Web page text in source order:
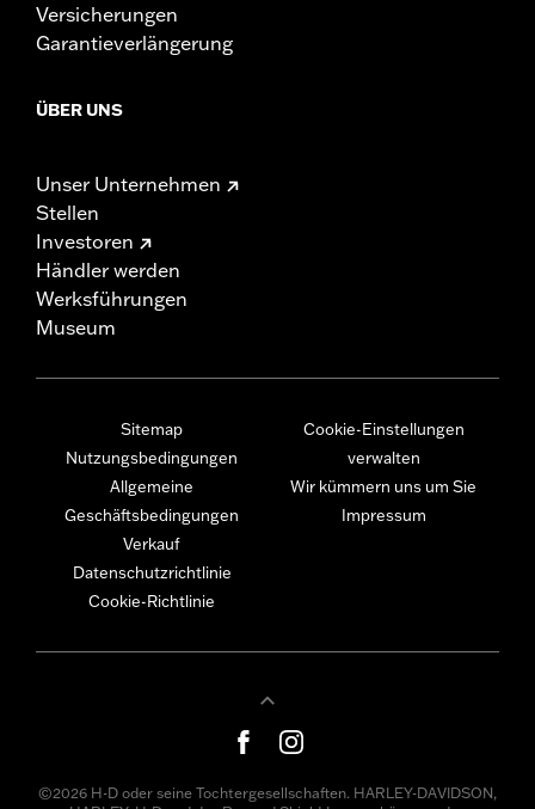
Versicherungen
Garantieverlängerung
ÜBER UNS
Unser Unternehmen
Stellen
Investoren
Händler werden
Werksführungen
Museum
Sitemap
Nutzungsbedingungen
Allgemeine
Geschäftsbedingungen
Verkauf
Datenschutzrichtlinie
Cookie-Richtlinie
Cookie-Einstellungen
verwalten
Wir kümmern uns um Sie
Impressum
©2026 H-D oder seine Tochtergesellschaften. HARLEY-DAVIDSON,